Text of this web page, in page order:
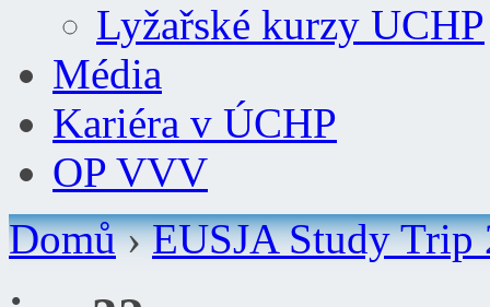
Lyžařské kurzy UCHP
Média
Kariéra v ÚCHP
OP VVV
Domů›EUSJA Study Trip